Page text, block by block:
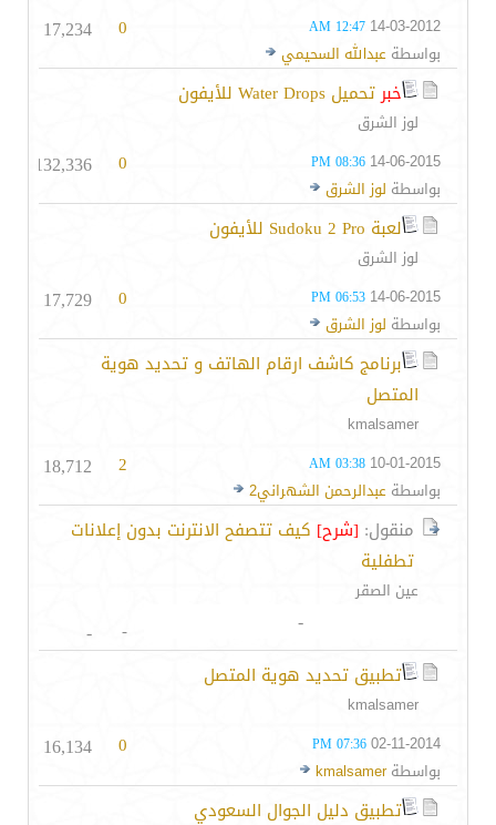
14-03-2012
12:47 AM
بواسطة عبدالله السحيمي
0
17,234
خبرتحميل Water Drops للأيفون
لوز الشرق
14-06-2015
08:36 PM
بواسطة لوز الشرق
0
132,336
لعبة Sudoku 2 Pro للأيفون
لوز الشرق
14-06-2015
06:53 PM
بواسطة لوز الشرق
0
17,729
برنامج كاشف ارقام الهاتف و تحديد هوية
المتصل
kmalsamer
10-01-2015
03:38 AM
بواسطة عبدالرحمن الشهراني2
2
18,712
منقول: [شرح] كيف تتصفح الانترنت بدون إعلانات
تطفلية
عين الصقر
-
-
-
تطبيق تحديد هوية المتصل
kmalsamer
02-11-2014
07:36 PM
بواسطةkmalsamer
0
16,134
تطبيق دليل الجوال السعودي